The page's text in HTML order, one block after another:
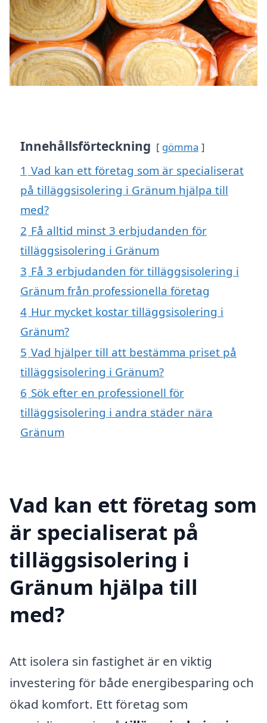
Innehållsförteckning gömma
1 Vad kan ett företag som är specialiserat
på tilläggsisolering i Gränum hjälpa till
med?
2 Få alltid minst 3 erbjudanden för
tilläggsisolering i Gränum
3 Få 3 erbjudanden för tilläggsisolering i
Gränum från professionella företag
4 Hur mycket kostar tilläggsisolering i
Gränum?
5 Vad hjälper till att bestämma priset på
tilläggsisolering i Gränum?
6 Sök efter en professionell för
tilläggsisolering i andra städer nära
Gränum
Vad kan ett företag som
är specialiserat på
tilläggsisolering i
Gränum hjälpa till
med?
Att isolera sin fastighet är en viktig
investering för både energibesparing och
ökad komfort. Ett företag som